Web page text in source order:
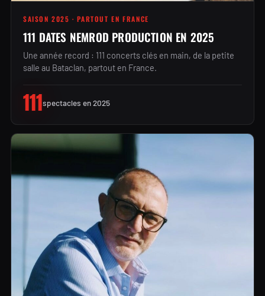
SAISON 2025 · PARTOUT EN FRANCE
111 DATES NEMROD PRODUCTION EN 2025
Une année record : 111 concerts clés en main, de la petite
salle au Bataclan, partout en France.
111spectacles en 2025